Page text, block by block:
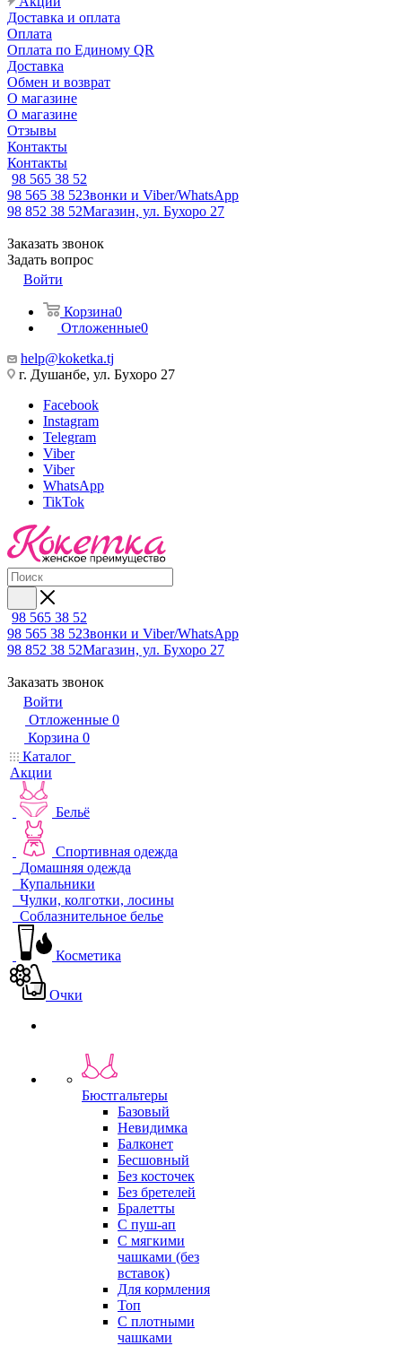
Доставка и оплата
Оплата
Оплата по Единому QR
Доставка
Обмен и возврат
О магазине
О магазине
Отзывы
Контакты
Контакты
98 565 38 52
98 565 38 52Звонки и Viber/WhatsApp
98 852 38 52Магазин, ул. Бухоро 27
Заказать звонок
Задать вопрос
Войти
Корзина0
Отложенные0
help@koketka.tj
г. Душанбе, ул. Бухоро 27
Facebook
Instagram
Telegram
Viber
Viber
WhatsApp
TikTok
98 565 38 52
98 565 38 52Звонки и Viber/WhatsApp
98 852 38 52Магазин, ул. Бухоро 27
Заказать звонок
Войти
Отложенные 0
Корзина 0
Каталог
Акции
Бельё
Спортивная одежда
Домашняя одежда
Купальники
Чулки, колготки, лосины
Соблазнительное белье
Косметика
Очки
Бюстгальтеры
Базовый
Невидимка
Балконет
Бесшовный
Без косточек
Без бретелей
Бралетты
С пуш-ап
С мягкими
чашками (без
вставок)
Для кормления
Топ
С плотными
чашками